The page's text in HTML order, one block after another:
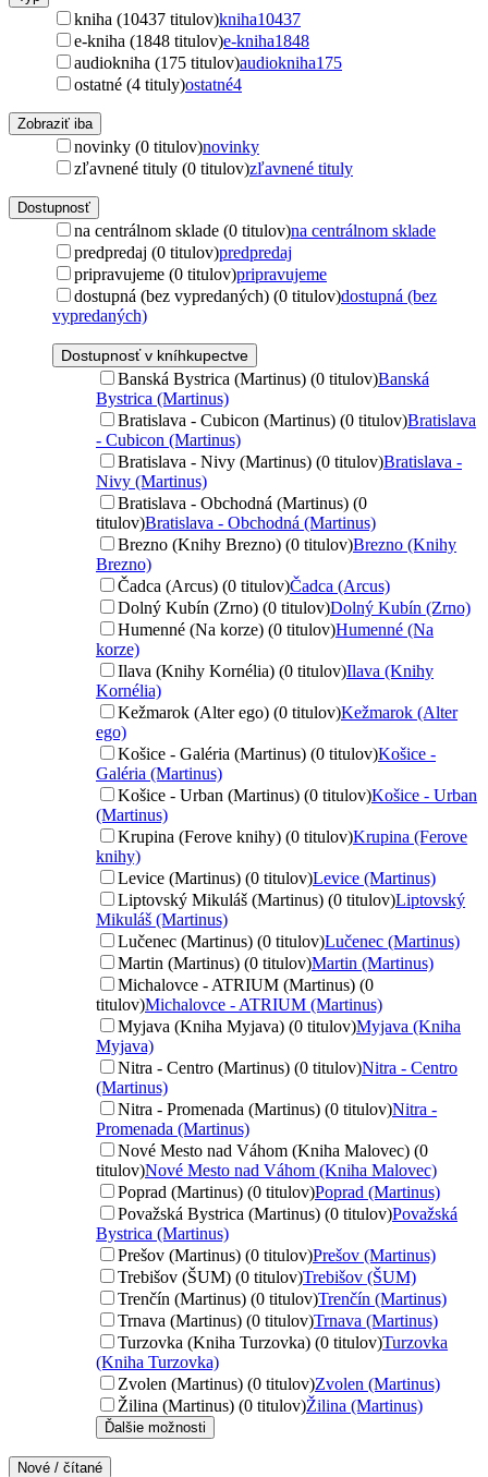
kniha (10437 titulov)kniha10437
e-kniha (1848 titulov)e-kniha1848
audiokniha (175 titulov)audiokniha175
ostatné (4 tituly)ostatné4
Zobraziť iba
novinky (0 titulov)novinky
zľavnené tituly (0 titulov)zľavnené tituly
Dostupnosť
na centrálnom sklade (0 titulov)na centrálnom sklade
predpredaj (0 titulov)predpredaj
pripravujeme (0 titulov)pripravujeme
dostupná (bez vypredaných) (0 titulov)dostupná (bez
vypredaných)
Dostupnosť v kníhkupectve
Banská Bystrica (Martinus) (0 titulov)Banská
Bystrica (Martinus)
Bratislava - Cubicon (Martinus) (0 titulov)Bratislava
- Cubicon (Martinus)
Bratislava - Nivy (Martinus) (0 titulov)Bratislava -
Nivy (Martinus)
Bratislava - Obchodná (Martinus) (0
titulov)Bratislava - Obchodná (Martinus)
Brezno (Knihy Brezno) (0 titulov)Brezno (Knihy
Brezno)
Čadca (Arcus) (0 titulov)Čadca (Arcus)
Dolný Kubín (Zrno) (0 titulov)Dolný Kubín (Zrno)
Humenné (Na korze) (0 titulov)Humenné (Na
korze)
Ilava (Knihy Kornélia) (0 titulov)Ilava (Knihy
Kornélia)
Kežmarok (Alter ego) (0 titulov)Kežmarok (Alter
ego)
Košice - Galéria (Martinus) (0 titulov)Košice -
Galéria (Martinus)
Košice - Urban (Martinus) (0 titulov)Košice - Urban
(Martinus)
Krupina (Ferove knihy) (0 titulov)Krupina (Ferove
knihy)
Levice (Martinus) (0 titulov)Levice (Martinus)
Liptovský Mikuláš (Martinus) (0 titulov)Liptovský
Mikuláš (Martinus)
Lučenec (Martinus) (0 titulov)Lučenec (Martinus)
Martin (Martinus) (0 titulov)Martin (Martinus)
Michalovce - ATRIUM (Martinus) (0
titulov)Michalovce - ATRIUM (Martinus)
Myjava (Kniha Myjava) (0 titulov)Myjava (Kniha
Myjava)
Nitra - Centro (Martinus) (0 titulov)Nitra - Centro
(Martinus)
Nitra - Promenada (Martinus) (0 titulov)Nitra -
Promenada (Martinus)
Nové Mesto nad Váhom (Kniha Malovec) (0
titulov)Nové Mesto nad Váhom (Kniha Malovec)
Poprad (Martinus) (0 titulov)Poprad (Martinus)
Považská Bystrica (Martinus) (0 titulov)Považská
Bystrica (Martinus)
Prešov (Martinus) (0 titulov)Prešov (Martinus)
Trebišov (ŠUM) (0 titulov)Trebišov (ŠUM)
Trenčín (Martinus) (0 titulov)Trenčín (Martinus)
Trnava (Martinus) (0 titulov)Trnava (Martinus)
Turzovka (Kniha Turzovka) (0 titulov)Turzovka
(Kniha Turzovka)
Zvolen (Martinus) (0 titulov)Zvolen (Martinus)
Žilina (Martinus) (0 titulov)Žilina (Martinus)
Ďalšie možnosti
Nové / čítané